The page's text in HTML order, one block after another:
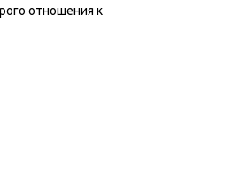
отношения к